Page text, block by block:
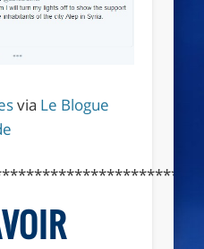
via Le Blogue